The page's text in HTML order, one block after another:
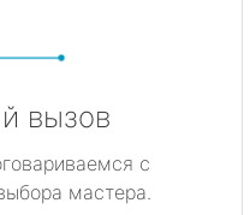
вызов
с
мастера.